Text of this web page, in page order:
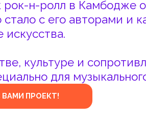
и сопротивлении
музыкального сервиса